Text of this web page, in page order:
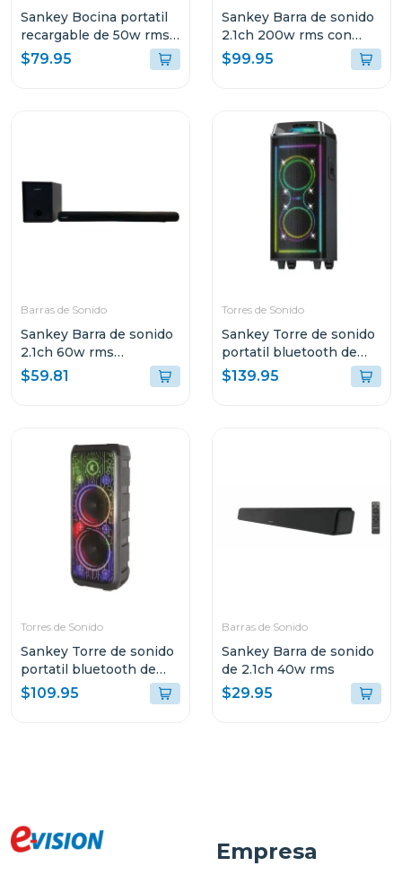
Sankey Bocina portatil
recargable de 50w rms
bluetooth pa12dcm
$79.95
Sankey Barra de sonido
2.1ch 200w rms con
sonido envolvente 3d
hmt200
$99.95
Barras de Sonido
Sankey Barra de sonido
2.1ch 60w rms
bluetooth hmt62
$59.81
Torres de Sonido
Sankey Torre de sonido
portatil bluetooth de
60w rms pa8dcn
$139.95
Torres de Sonido
Sankey Torre de sonido
portatil bluetooth de
50w rms 10dcc54t
$109.95
Barras de Sonido
Sankey Barra de sonido
de 2.1ch 40w rms
$29.95
Empresa